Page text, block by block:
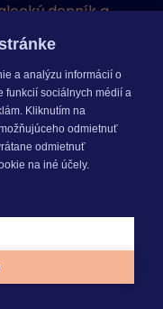
denník a
a analýzu informácií o
funkcií sociálnych médií a
Kliknutím na
odmietnuť
odmietnuť
na iné účely.